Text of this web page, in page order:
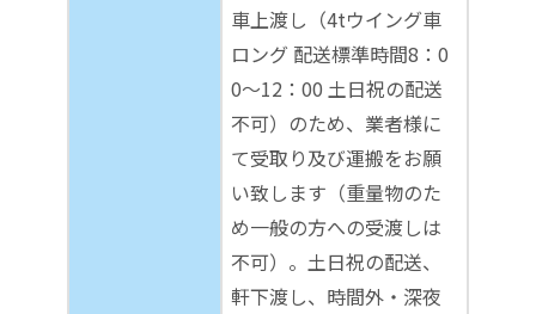
車上渡し（4tウイング車
ロング 配送標準時間8：0
0～12：00 土日祝の配送
不可）のため、業者様に
て受取り及び運搬をお願
い致します（重量物のた
め一般の方への受渡しは
不可）。土日祝の配送、
軒下渡し、時間外・深夜